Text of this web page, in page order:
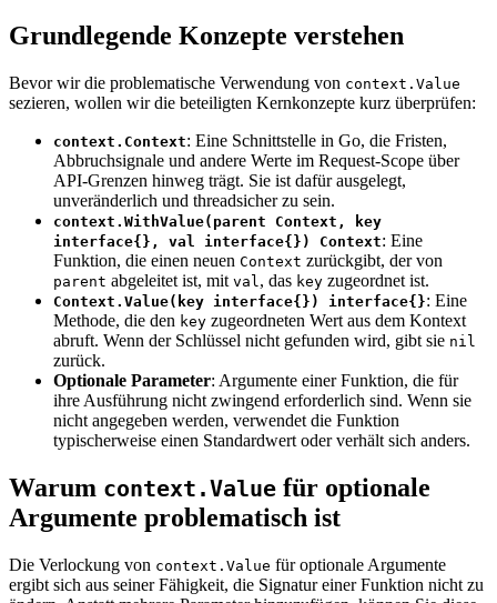
Grundlegende Konzepte verstehen
Bevor wir die problematische Verwendung von context.Value
sezieren, wollen wir die beteiligten Kernkonzepte kurz überprüfen:
context.Context: Eine Schnittstelle in Go, die Fristen,
Abbruchsignale und andere Werte im Request-Scope über
API-Grenzen hinweg trägt. Sie ist dafür ausgelegt,
unveränderlich und threadsicher zu sein.
context.WithValue(parent Context, key
interface{}, val interface{}) Context: Eine
Funktion, die einen neuen Context zurückgibt, der von
parent abgeleitet ist, mit val , das key zugeordnet ist.
Context.Value(key interface{}) interface{}: Eine
Methode, die den key zugeordneten Wert aus dem Kontext
abruft. Wenn der Schlüssel nicht gefunden wird, gibt sie nil
zurück.
Optionale Parameter: Argumente einer Funktion, die für
ihre Ausführung nicht zwingend erforderlich sind. Wenn sie
nicht angegeben werden, verwendet die Funktion
typischerweise einen Standardwert oder verhält sich anders.
Warum context.Value für optionale
Argumente problematisch ist
Die Verlockung von context.Value für optionale Argumente
ergibt sich aus seiner Fähigkeit, die Signatur einer Funktion nicht zu